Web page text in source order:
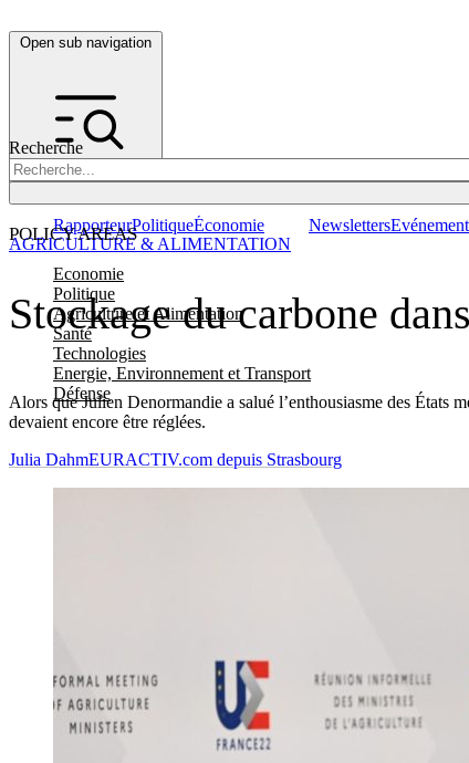
Open sub navigation
Recherche
POLICY AREAS
Economie
Politique
Agriculture et Alimentation
Santé
Technologies
Energie, Environnement et Transport
Défense
RapporteurPolitiqueÉconomie Newsletters
Stockage du carbone
Alors que Julien Denormandie a salué l’enthousiasme des États
devaient encore être réglées.
AGRICULTURE & ALIMENTATION
Julia DahmEURACTIV.com depuis Strasbourg